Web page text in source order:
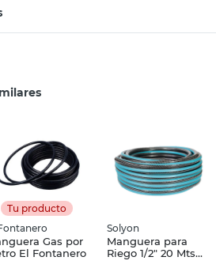
Tu producto
Gas por
El Fontanero
Solyon
Manguera para
Riego 1/2" 20 Mts